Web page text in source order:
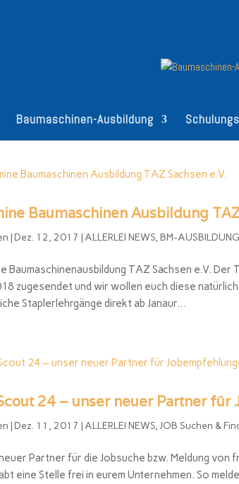
Baumaschinen-Ausbildung
Baumaschinen Ausbildung
|Dez. 12, 2017 |ALLERLEI NEWS, BM-AUSBILDUNG
Baumaschinenausbildung TAZ Sachsen e.V.
zugesendet und wir wollen euch diese
Staplerlehrgänge direkt ab Janaur...
24 – unser neuer Partner
|Dez. 11, 2017 |ALLERLEI NEWS, JOB Suchen &
Partner für die Jobsuche bzw. Meldung
eine Stelle frei in eurem Unternehmen. So